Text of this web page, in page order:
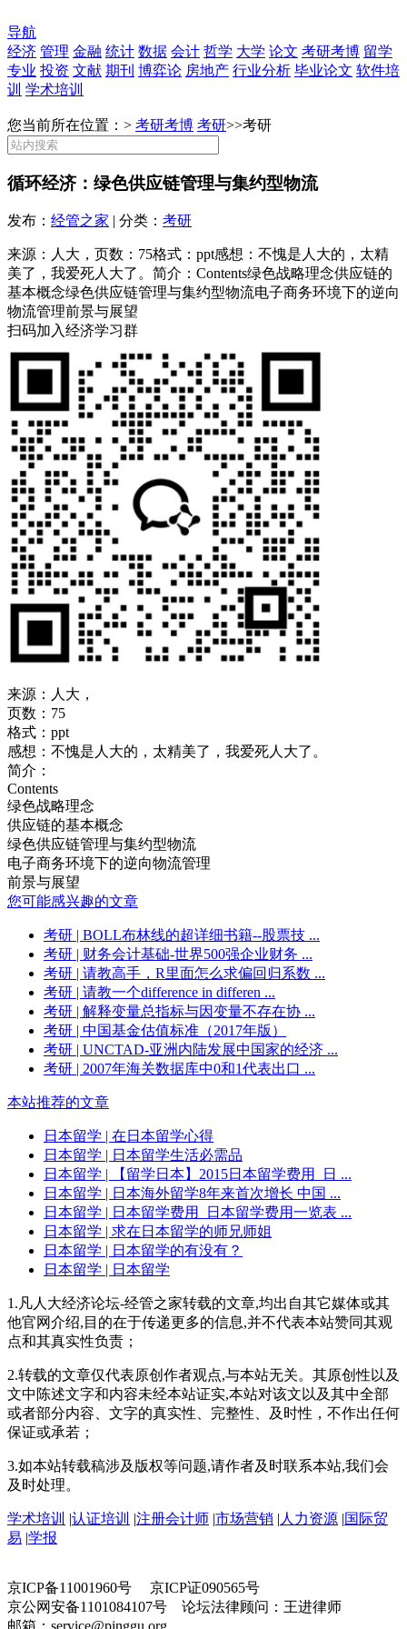
导航
经济 管理 金融 统计 数据 会计 哲学 大学 论文 考研考博 留学
专业 投资 文献 期刊 博弈论 房地产 行业分析 毕业论文 软件培
训 学术培训
您当前所在位置：> 考研考博 考研>>考研
循环经济：绿色供应链管理与集约型物流
发布： 经管之家 | 分类： 考研
来源：人大，页数：75格式：ppt感想：不愧是人大的，太精
美了，我爱死人大了。简介：Contents绿色战略理念供应链的
基本概念绿色供应链管理与集约型物流电子商务环境下的逆向
物流管理前景与展望
扫码加入经济学习群
来源：人大，
页数：75
格式：ppt
感想：不愧是人大的，太精美了，我爱死人大了。
简介：
Contents
绿色战略理念
供应链的基本概念
绿色供应链管理与集约型物流
电子商务环境下的逆向物流管理
前景与展望
您可能感兴趣的文章
考研 | BOLL布林线的超详细书籍--股票技 ...
考研 | 财务会计基础-世界500强企业财务 ...
考研 | 请教高手，R里面怎么求偏回归系数 ...
考研 | 请教一个difference in differen ...
考研 | 解释变量总指标与因变量不存在协 ...
考研 | 中国基金估值标准（2017年版）
考研 | UNCTAD-亚洲内陆发展中国家的经济 ...
考研 | 2007年海关数据库中0和1代表出口 ...
本站推荐的文章
日本留学 | 在日本留学心得
日本留学 | 日本留学生活必需品
日本留学 | 【留学日本】2015日本留学费用_日 ...
日本留学 | 日本海外留学8年来首次增长 中国 ...
日本留学 | 日本留学费用_日本留学费用一览表 ...
日本留学 | 求在日本留学的师兄师姐
日本留学 | 日本留学的有没有？
日本留学 | 日本留学
1.凡人大经济论坛-经管之家转载的文章,均出自其它媒体或其
他官网介绍,目的在于传递更多的信息,并不代表本站赞同其观
点和其真实性负责；
2.转载的文章仅代表原创作者观点,与本站无关。其原创性以及
文中陈述文字和内容未经本站证实,本站对该文以及其中全部
或者部分内容、文字的真实性、完整性、及时性，不作出任何
保证或承若；
3.如本站转载稿涉及版权等问题,请作者及时联系本站,我们会
及时处理。
学术培训 |认证培训 |注册会计师 |市场营销 | 人力资源 |国际贸
易 |学报
京ICP备11001960号 京ICP证090565号
京公网安备1101084107号 论坛法律顾问：王进律师
邮箱：service@pinggu.org